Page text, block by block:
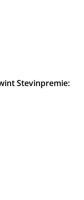
Stevinpremie: